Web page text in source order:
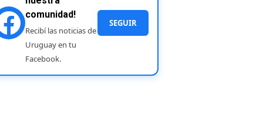
comunidad!
Recibí las noticias de
Uruguay en tu
Facebook.
SEGUIR